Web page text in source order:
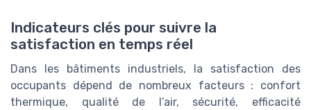
Indicateurs clés pour suivre la
satisfaction en temps réel
Dans les bâtiments industriels, la satisfaction des
occupants dépend de nombreux facteurs : confort
thermique, qualité de l’air, sécurité, efficacité